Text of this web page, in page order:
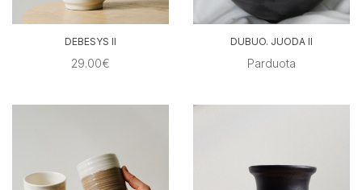
DEBESYS II
29.00€
DUBUO. JUODA II
Parduota